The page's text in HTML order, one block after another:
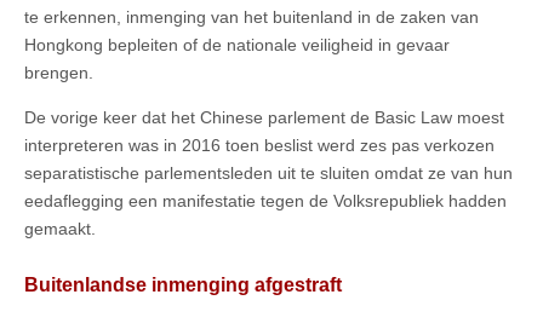
te erkennen, inmenging van het buitenland in de zaken van
Hongkong bepleiten of de nationale veiligheid in gevaar
brengen.
De vorige keer dat het Chinese parlement de Basic Law moest
interpreteren was in 2016 toen beslist werd zes pas verkozen
separatistische parlementsleden uit te sluiten omdat ze van hun
eedaflegging een manifestatie tegen de Volksrepubliek hadden
gemaakt.
Buitenlandse inmenging afgestraft